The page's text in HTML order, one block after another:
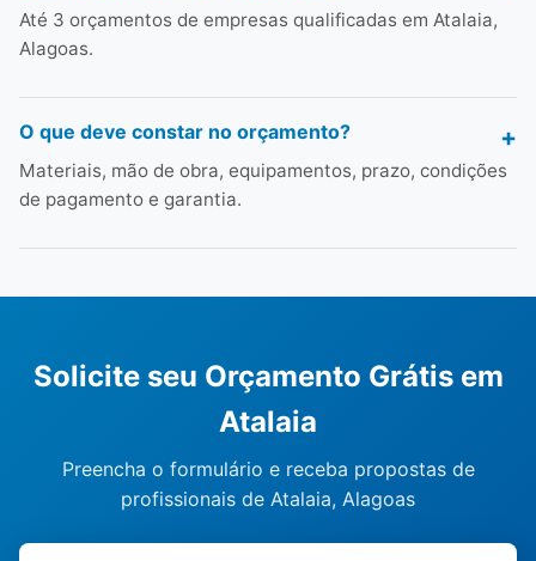
Até 3 orçamentos de empresas qualificadas em Atalaia,
Alagoas.
O que deve constar no orçamento?
Materiais, mão de obra, equipamentos, prazo, condições
de pagamento e garantia.
Solicite seu Orçamento Grátis em
Atalaia
Preencha o formulário e receba propostas de
profissionais de Atalaia, Alagoas